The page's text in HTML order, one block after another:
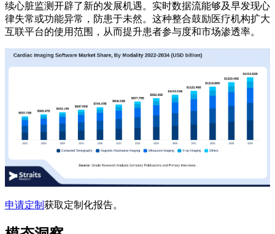
续心脏监测开辟了新的发展机遇。实时数据流能够及早发现心
律失常或功能异常，防患于未然。这种整合鼓励医疗机构扩大
互联平台的使用范围，从而提升患者参与度和市场渗透率。
申请定制 获取定制化报告。